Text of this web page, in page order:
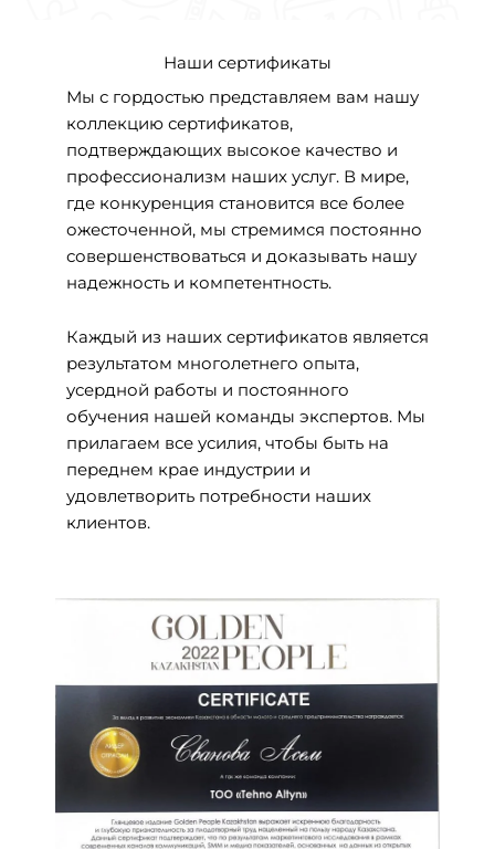
Наши сертификаты
Мы с гордостью представляем вам нашу
коллекцию сертификатов,
подтверждающих высокое качество и
профессионализм наших услуг. В мире,
где конкуренция становится все более
ожесточенной, мы стремимся постоянно
совершенствоваться и доказывать нашу
надежность и компетентность.
Каждый из наших сертификатов является
результатом многолетнего опыта,
усердной работы и постоянного
обучения нашей команды экспертов. Мы
прилагаем все усилия, чтобы быть на
переднем крае индустрии и
удовлетворить потребности наших
клиентов.